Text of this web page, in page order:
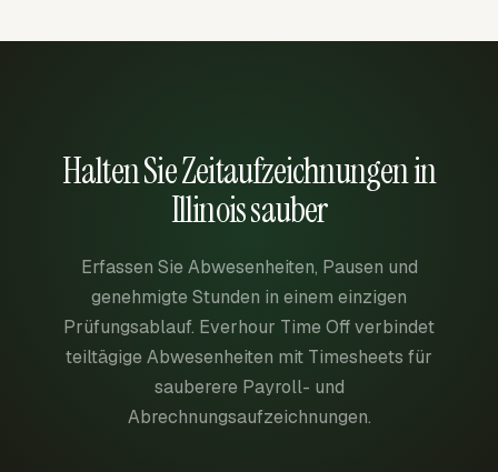
Halten Sie Zeitaufzeichnungen in
Illinois sauber
Erfassen Sie Abwesenheiten, Pausen und
genehmigte Stunden in einem einzigen
Prüfungsablauf. Everhour Time Off verbindet
teiltägige Abwesenheiten mit Timesheets für
sauberere Payroll- und
Abrechnungsaufzeichnungen.